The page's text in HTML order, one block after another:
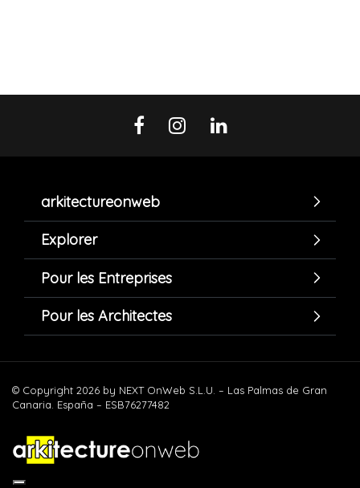
arkitectureonweb
Explorer
Pour les Entreprises
Pour les Architectes
© Copyright 2026 by NEXT OnWeb S.L.U. – Las Palmas de Gran
Canaria. España – ESB76277482